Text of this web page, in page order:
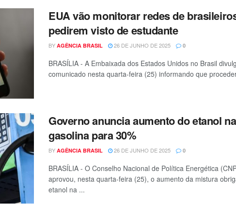
EUA vão monitorar redes de
pedirem visto de estudante
BY AGÊNCIA BRASIL 26 DE JUNHO DE 2025 0
BRASÍLIA - A Embaixada dos Estados Unidos no Brasil
comunicado nesta quarta-feira (25) informando que
Governo anuncia aumento do etanol na
gasolina para 30%
BY AGÊNCIA BRASIL 26 DE JUNHO DE 2025 0
BRASÍLIA - O Conselho Nacional de Política Energética
aprovou, nesta quarta-feira (25), o aumento da mistura
etanol na ...